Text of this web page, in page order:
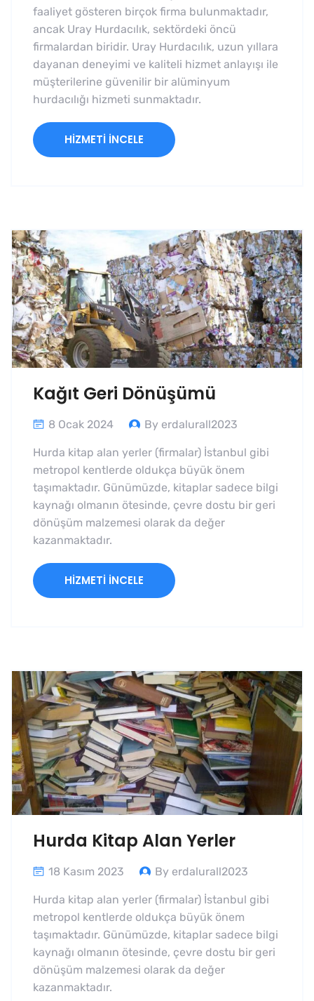
faaliyet gösteren birçok firma bulunmaktadır,
ancak Uray Hurdacılık, sektördeki öncü
firmalardan biridir. Uray Hurdacılık, uzun yıllara
dayanan deneyimi ve kaliteli hizmet anlayışı ile
müşterilerine güvenilir bir alüminyum
hurdacılığı hizmeti sunmaktadır.
HIZMETI İNCELE
Kağıt Geri Dönüşümü
8 Ocak 2024 By erdalurall2023
Hurda kitap alan yerler (firmalar) İstanbul gibi
metropol kentlerde oldukça büyük önem
taşımaktadır. Günümüzde, kitaplar sadece bilgi
kaynağı olmanın ötesinde, çevre dostu bir geri
dönüşüm malzemesi olarak da değer
kazanmaktadır.
HIZMETI İNCELE
Hurda Kitap Alan Yerler
18 Kasım 2023 By erdalurall2023
Hurda kitap alan yerler (firmalar) İstanbul gibi
metropol kentlerde oldukça büyük önem
taşımaktadır. Günümüzde, kitaplar sadece bilgi
kaynağı olmanın ötesinde, çevre dostu bir geri
dönüşüm malzemesi olarak da değer
kazanmaktadır.